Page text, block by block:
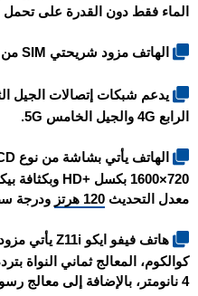
الماء فقط دون القدرة على تحمل
الهاتف مزود شريحتي SIM من نوع Nano SIM.
الرابع 4G والجيل الخامس 5G.
معدل التحديث 120 هرتز ودرجة سطوع
هاتف فيفو ايكو Z11i يأتي
4 نانومتر، بالإضافة إلى معالج رسومات Adreno 613.